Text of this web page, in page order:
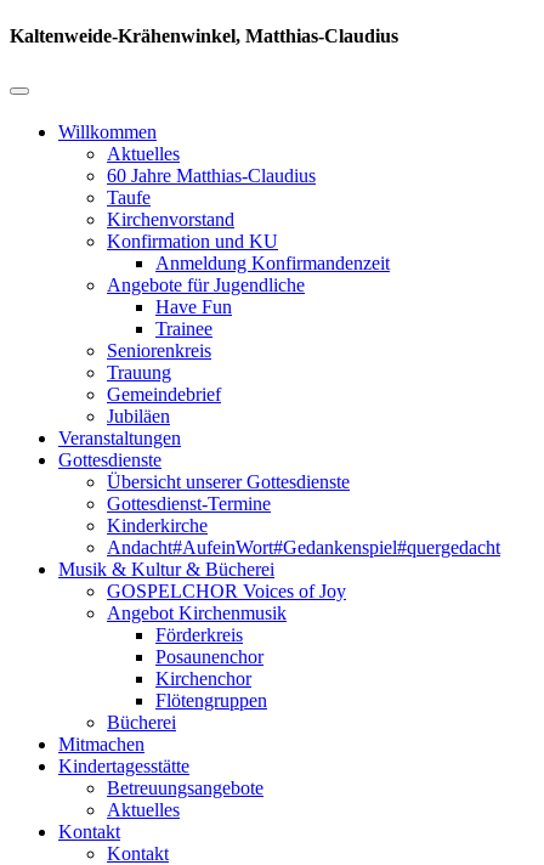
Kaltenweide-Krähenwinkel, Matthias-Claudius
Willkommen
Aktuelles
60 Jahre Matthias-Claudius
Taufe
Kirchenvorstand
Konfirmation und KU
Anmeldung Konfirmandenzeit
Angebote für Jugendliche
Have Fun
Trainee
Seniorenkreis
Trauung
Gemeindebrief
Jubiläen
Veranstaltungen
Gottesdienste
Übersicht unserer Gottesdienste
Gottesdienst-Termine
Kinderkirche
Andacht#AufeinWort#Gedankenspiel#quergedacht
Musik & Kultur & Bücherei
GOSPELCHOR Voices of Joy
Angebot Kirchenmusik
Förderkreis
Posaunenchor
Kirchenchor
Flötengruppen
Bücherei
Mitmachen
Kindertagesstätte
Betreuungsangebote
Aktuelles
Kontakt
Kontakt